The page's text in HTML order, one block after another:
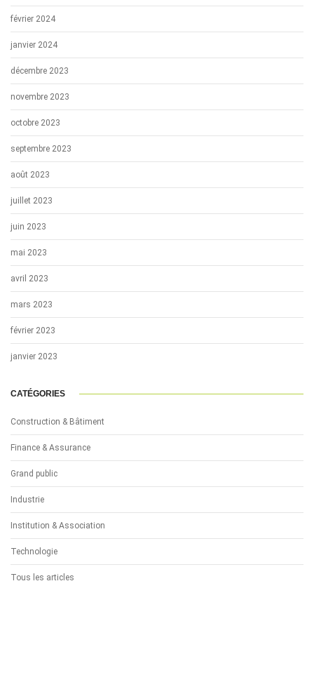
février 2024
janvier 2024
décembre 2023
novembre 2023
octobre 2023
septembre 2023
août 2023
juillet 2023
juin 2023
mai 2023
avril 2023
mars 2023
février 2023
janvier 2023
CATÉGORIES
Construction & Bâtiment
Finance & Assurance
Grand public
Industrie
Institution & Association
Technologie
Tous les articles